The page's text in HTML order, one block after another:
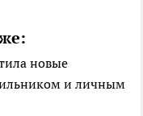
новые
и личным